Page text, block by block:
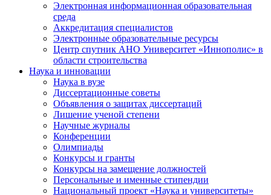
Электронная информационная образовательная
среда
Аккредитация специалистов
Электронные образовательные ресурсы
Центр спутник АНО Университет «Иннополис» в
области строительства
Наука и инновации
Наука в вузе
Диссертационные советы
Объявления о защитах диссертаций
Лишение ученой степени
Научные журналы
Конференции
Олимпиады
Конкурсы и гранты
Конкурсы на замещение должностей
Персональные и именные стипендии
Национальный проект «Наука и университеты»